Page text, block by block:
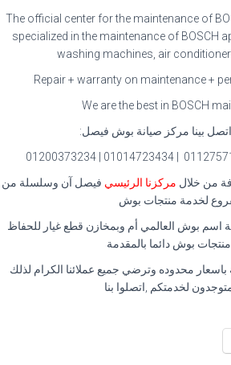
The official center for the maintenance of
specialized in the maintenance of BOSCH
washing machines, air
Repair + warranty on maintenance +
We are the best in BOSCH
بينا مركز صيانة بوش فيصل:
من خلال مركزنا الرئيسي فيصل آن وسلسلة من
لخدمة منتجات بوش
اسم بوش العالمي أم وبمخازن قطع غيار للحفاظ
بوش دائما بالمقدمة
محدوده وترضي جميع عملائنا الكرام لذلك
لخدمتكم ,اتصلوا بنا